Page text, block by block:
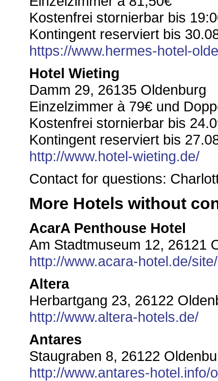
Kostenfrei stornierbar bis
Kontingent reserviert bis
https://www.hermes-hotel-
Hotel Wieting
Damm 29, 26135 Oldenburg
Einzelzimmer à 79€ und
Kostenfrei stornierbar bis
Kontingent reserviert bis
http://www.hotel-wieting.de/
Contact for questions:
More Hotels without
AcarA Penthouse Hotel
Am Stadtmuseum 12, 26121
http://www.acara-hotel.de/
Altera
Herbartgang 23, 26122
http://www.altera-hotels.de/
Antares
Staugraben 8, 26122
http://www.antares-hotel.info/